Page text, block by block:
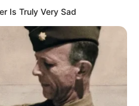
itt hallgathatja meg,
Is Truly Very Sad